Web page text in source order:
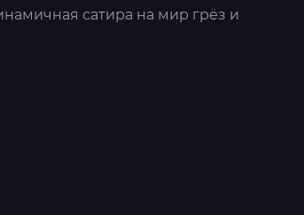
сатира на мир грёз и